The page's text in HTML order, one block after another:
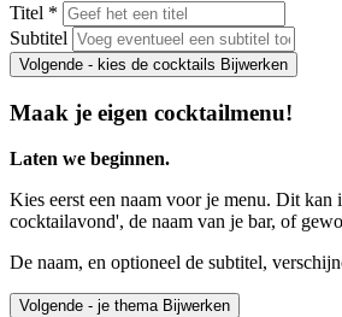
Titel *
Subtitel
Volgende - kies de cocktails Bijwerken
Maak je eigen cocktailmenu!
Laten we beginnen.
Kies eerst een naam voor je menu. Dit kan
cocktailavond', de naam van je bar, of
De naam, en optioneel de subtitel,
Volgende - je thema Bijwerken